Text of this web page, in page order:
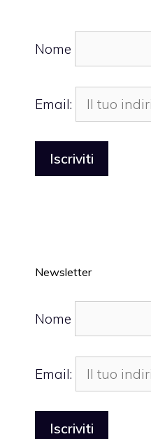
Nome
Email:
Newsletter
Nome
Email: